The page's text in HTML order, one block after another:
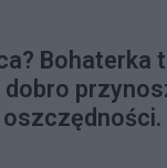
Bohaterka
dobro